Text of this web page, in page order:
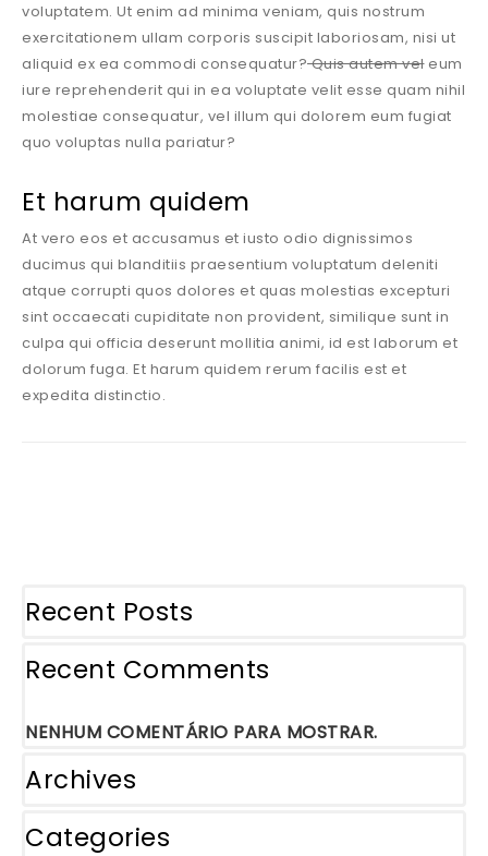
voluptatem. Ut enim ad minima veniam, quis nostrum
exercitationem ullam corporis suscipit laboriosam, nisi ut
aliquid ex ea commodi consequatur?Quis autem veleum
iure reprehenderit qui in ea voluptate velit esse quam nihil
molestiae consequatur, vel illum qui dolorem eum fugiat
quo voluptas nulla pariatur?
Et harum quidem
At vero eos et accusamus et iusto odio dignissimos
ducimus qui blanditiis praesentium voluptatum deleniti
atque corrupti quos dolores et quas molestias excepturi
sint occaecati cupiditate non provident, similique sunt in
culpa qui officia deserunt mollitia animi, id est laborum et
dolorum fuga. Et harum quidem rerum facilis est et
expedita distinctio.
Recent Posts
Recent Comments
NENHUM COMENTÁRIO PARA MOSTRAR.
Archives
Categories